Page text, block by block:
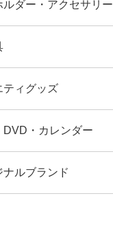
ルダー・アクセサリー
ティグッズ
DVD・カレンダー
ナルブランド